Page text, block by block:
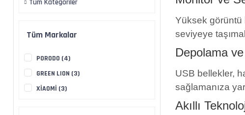
Tüm Kategoriler
Tüm Markalar
PORODO (4)
GREEN LION (3)
XİAOMİ (3)
Yüksek görüntü
seviyeye
Depolama
USB bellekler,
sağlamanıza
Akıllı